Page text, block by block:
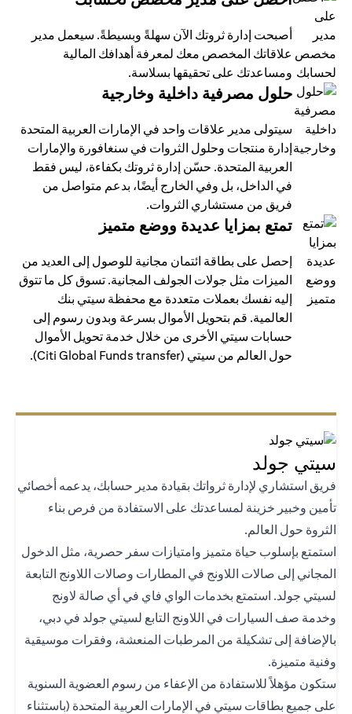
أصبحت إدارة ثروتك الآن سهلةً وبسيطةً. سيعمل مدير
علاقاتك المخصص معك لمعرفة أهدافك المالية
ومساعدتك على تحقيقها بسلاسة.
حلول مصرفية داخلية وخارجية
سيتولى مدير علاقات واحد في الإمارات العربية المتحدة
إدارة منتجات وحلول الثروات في سنغافورة والإمارات
العربية المتحدة. حسّن إدارة ثروتك بكفاءة، ليس فقط
في الداخل، بل وفي الخارج أيضًا، بدعم متواصل من
فريق من مستشاري الثروات.
تمتع بمزايا عديدة ووضع متميز
إحصل على بطاقة ائتمان مجانية للوصول إلى العديد من
الميزات مثل جولات الجولف المجانية. تسوق كل ما تتوق
إليه نفسك بعملات متعددة مع محفظة سيتي بنك
العالمية. قم بتحويل الأموال بسرعة وبدون رسوم إلى
حسابات سيتي الأخرى من خلال خدمة تحويل الأموال
حول العالم من سيتي (Citi Global Funds transfer).
جولد
استشاري لإدارة ثرواتك بقيادة مدير حسابك، يدعمه أخصائي
وخبير خزينة لمساعدتك على الاستفادة من فرص بناء
حول العالم.
بإسلوب حياة متميز وامتيازات سفر حصرية، مثل الدخول
إلى صالات اللاونج في المطارات وصالات اللاونج التابعة
جولد. استمتع بخدمات الواي فاي في أي صالة لاونج
صف السيارات في اللاونج التابع لسيتي جولد في دبي،
إلى تشكيلة من المرطبات المنعشة، وفقرات موسيقية
متميزة.
مؤهلاً للاستفادة من الإعفاء من رسوم العضوية السنوية
جميع بطاقات سيتي في الإمارات العربية المتحدة (باستثناء